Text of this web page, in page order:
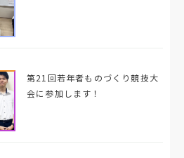
第21回若年者ものづくり競技大
会に参加します！